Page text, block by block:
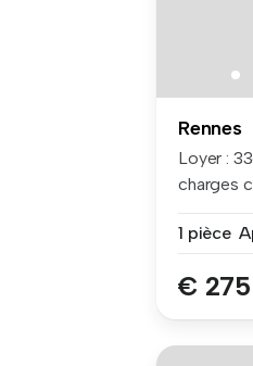
Rennes
Loyer :
charges
1 pièce
€ 275